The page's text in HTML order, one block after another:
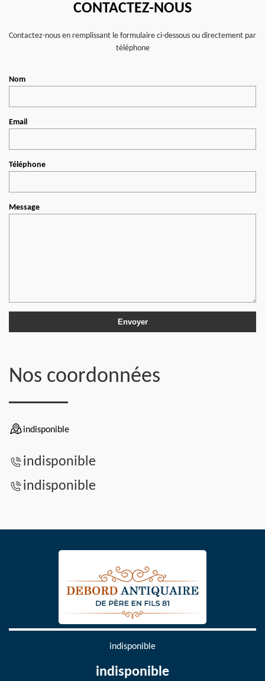
CONTACTEZ-NOUS
Contactez-nous en remplissant le formulaire ci-dessous ou directement par
téléphone
Nom
Email
Téléphone
Message
Nos coordonnées
indisponible
indisponible
indisponible
indisponible
indisponible